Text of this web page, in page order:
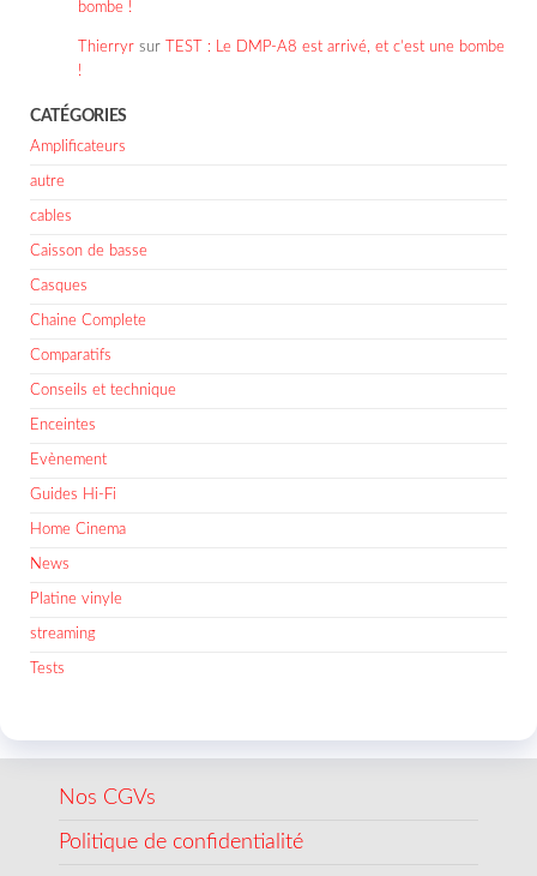
bombe !
Thierryr sur
TEST : Le DMP-A8 est arrivé, et c’est une bombe
!
CATÉGORIES
Amplificateurs
autre
cables
Caisson de basse
Casques
Chaine Complete
Comparatifs
Conseils et technique
Enceintes
Evènement
Guides Hi-Fi
Home Cinema
News
Platine vinyle
streaming
Tests
Nos CGVs
Politique de confidentialité